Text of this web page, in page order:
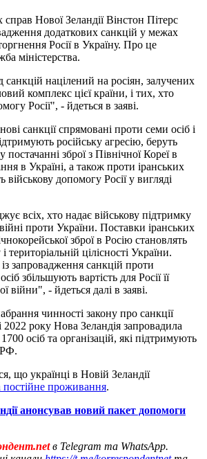
Нової Зеландії Вінстон Пітерс
додаткових санкцій у межах
Росії в Україну. Про це
міністерства.
націлений на росіян, залучених
комплекс цієї країни, і тих, хто
Росії", - йдеться в заяві.
санкції спрямовані проти семи осіб і
російську агресію, беруть
зброї з Північної Кореї в
в Україні, а також проти іранських
військову допомогу Росії у вигляді
всіх, хто надає військову підтримку
війні проти України. Поставки іранських
зброї в Росію становлять
територіальній цілісності України.
запровадження санкцій проти
збільшують вартість для Росії її
війни", - йдеться далі в заяві.
чинності закону про санкції
2022 року Нова Зеландія запровадила
осіб та організацій, які підтримують
РФ.
що українці в Новій Зеландії
постійне проживання.
анонсував новий пакет допомоги
в Telegram та WhatsApp.